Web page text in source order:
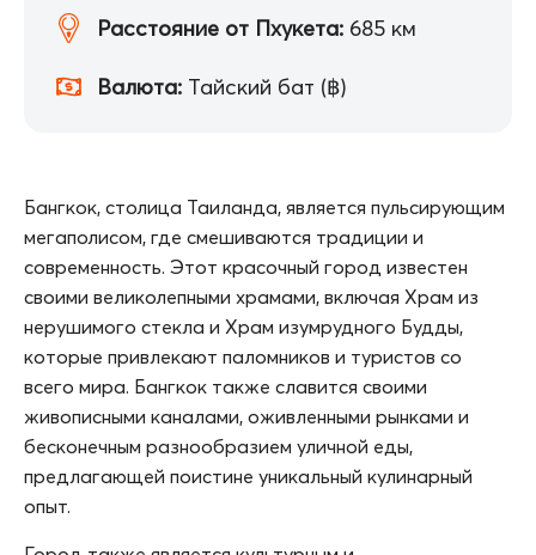
Бангкок, столица Таиланда, является пульсирующим
мегаполисом, где смешиваются традиции и
современность. Этот красочный город известен
своими великолепными храмами, включая Храм из
нерушимого стекла и Храм изумрудного Будды,
которые привлекают паломников и туристов со
всего мира. Бангкок также славится своими
живописными каналами, оживленными рынками и
бесконечным разнообразием уличной еды,
предлагающей поистине уникальный кулинарный
опыт.
Расстояние от Пхукета: 685 км
Валюта: Тайский бат (฿)